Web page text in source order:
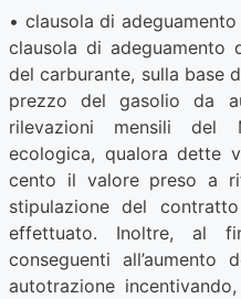
• clausola di
clausola di
del carburante, sulla base
prezzo del gasolio da
rilevazioni mensili del
ecologica, qualora dette
cento il valore preso a
stipulazione del
effettuato. Inoltre, al
conseguenti
autotrazione